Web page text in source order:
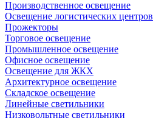
Производственное освещение
Освещение логистических центров
Прожекторы
Торговое освещение
Промышленное освещение
Офисное освещение
Освещение для ЖКХ
Архитектурное освещение
Складское освещение
Линейные светильники
Низковольтные светильники